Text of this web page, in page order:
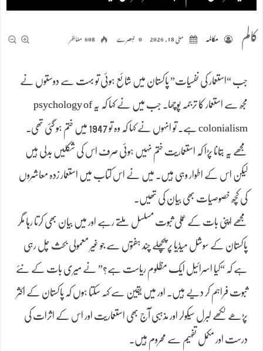
کالم مکالمہ مئی 18, 2026 0 تبصرے 608 مناظر
جب “استعمار کی نفسیات” پاکستان میں شائع ہوئی تو بہت سے دوستوں نے
مجھ سے استعمار کا ترجمہ پوچھا۔ جب میں نے کہا کہ یہ psychology of
colonialism ہے۔ تو انہوں نے کہا کہ وہ تو 1947 میں ختم ہو گئی تھی۔
مجھے یہ بتانا پڑا کہ استعماریت ختم نہیں ہوئی صرف اس کی شکلیں بدلی ہیں
لیکن اس کے اطوار وہی ہیں۔ میں نے اس کتاب میں استعمار زدہ معاشروں
کی کچھ خصوصیات بھی بیان کی تھیں۔
مجھے اپنی بات کے عملی ثبوت مسلسل ملتے رہے اور میں بیان بھی کرتا رہا مگر
پاکستان کے سوشل میڈیا پر پچھلے چند ہفتوں سے جو غیر معمولی بحث چل رہی
ہے کہ “کیا اسرائیل ایک مظلوم ریاست ہے؟” نے میری بات کے نئے
ثبوت فراہم کر دیے ہیں۔ اور میں یقین سے کہہ سکتا ہوں کہ پاکستان کے اکثر
پڑھے لکھے لبرل سیکولر اور مذہبی آج بھی استعماریت اور اس کے اثرات کی
درست اور مکمل تفہیم سے محروم ہیں۔